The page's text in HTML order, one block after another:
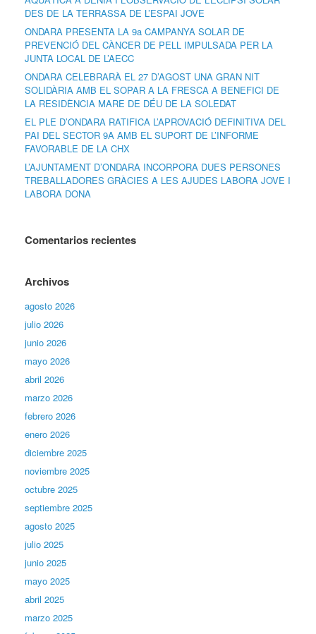
DES DE LA TERRASSA DE L’ESPAI JOVE
ONDARA PRESENTA LA 9a CAMPANYA SOLAR DE
PREVENCIÓ DEL CÀNCER DE PELL IMPULSADA PER LA
JUNTA LOCAL DE L’AECC
ONDARA CELEBRARÀ EL 27 D’AGOST UNA GRAN NIT
SOLIDÀRIA AMB EL SOPAR A LA FRESCA A BENEFICI DE
LA RESIDÈNCIA MARE DE DÉU DE LA SOLEDAT
EL PLE D’ONDARA RATIFICA L’APROVACIÓ DEFINITIVA DEL
PAI DEL SECTOR 9A AMB EL SUPORT DE L’INFORME
FAVORABLE DE LA CHX
L’AJUNTAMENT D’ONDARA INCORPORA DUES PERSONES
TREBALLADORES GRÀCIES A LES AJUDES LABORA JOVE I
LABORA DONA
Comentarios recientes
Archivos
agosto 2026
julio 2026
junio 2026
mayo 2026
abril 2026
marzo 2026
febrero 2026
enero 2026
diciembre 2025
noviembre 2025
octubre 2025
septiembre 2025
agosto 2025
julio 2025
junio 2025
mayo 2025
abril 2025
marzo 2025